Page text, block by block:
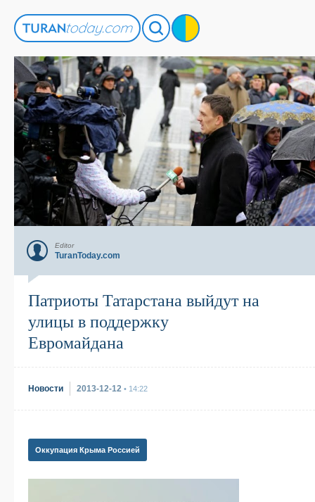
Editor
TuranToday.com
Патриоты Татарстана выйдут на
улицы в поддержку
Евромайдана
Новости 2013-12-12 • 14:22
Оккупация Крыма Россией